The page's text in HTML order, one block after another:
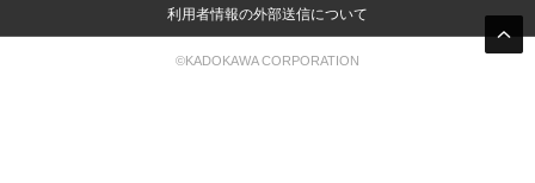
利用者情報の外部送信について
©KADOKAWA CORPORATION